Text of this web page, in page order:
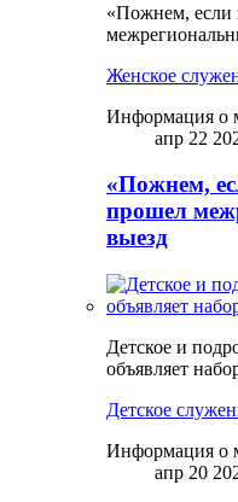
«Пожнем, если
Женское
Информация о
апр 22
«Пожнем,
прошел
выезд
Детское и
объявляет
Детское
Информация о
апр 20